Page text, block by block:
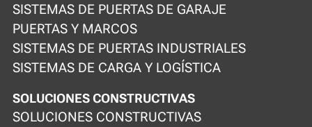
SISTEMAS DE PUERTAS DE GARAJE
PUERTAS Y MARCOS
SISTEMAS DE PUERTAS INDUSTRIALES
SISTEMAS DE CARGA Y LOGÍSTICA
SOLUCIONES CONSTRUCTIVAS
SOLUCIONES CONSTRUCTIVAS